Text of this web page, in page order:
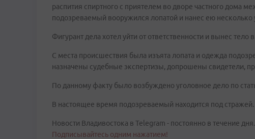
распития спиртного с приятелем во дворе частного дома
подозреваемый вооружился лопатой и нанес ею несколько
Фигурант дела хотел уйти от ответственности и вынес тело
С места происшествия была изъята лопата и одежда
назначены судебные экспертизы, допрошены свидетели,
По данному факту было возбуждено уголовное дело по
В настоящее время подозреваемый находится под
Новости Владивостока в Telegram - постоянно в течение дня.
Подписывайтесь одним нажатием!